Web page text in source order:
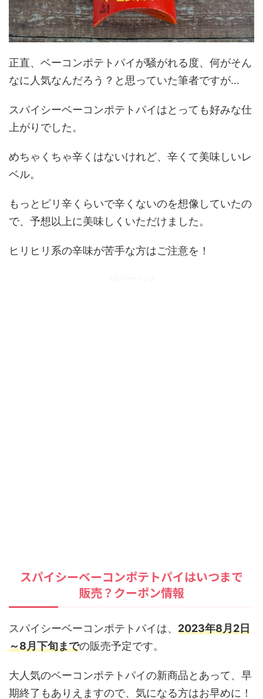
正直、ベーコンポテトパイが騒がれる度、何がそん
なに人気なんだろう？と思っていた筆者ですが…
スパイシーベーコンポテトパイはとっても好みな仕
上がりでした。
めちゃくちゃ辛くはないけれど、辛くて美味しいレ
ベル。
もっとピリ辛くらいで辛くないのを想像していたの
で、予想以上に美味しくいただけました。
ヒリヒリ系の辛味が苦手な方はご注意を！
スパイシーベーコンポテトパイはいつまで
販売？クーポン情報
スパイシーベーコンポテトパイは、 2023年8月2日
～8月下旬までの販売予定です。
大人気のベーコンポテトパイの新商品とあって、早
期終了もありえますので、気になる方はお早めに！